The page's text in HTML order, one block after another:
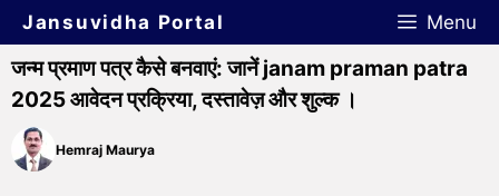
Jansuvidha Portal Menu
जन्म प्रमाण पत्र कैसे बनवाएं: जानें janam praman patra
2025 आवेदन प्रक्रिया, दस्तावेज़ और शुल्क ।
Hemraj Maurya